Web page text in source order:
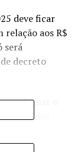
deve ficar
relação aos R$
será
decreto
adequar o
definidos
da